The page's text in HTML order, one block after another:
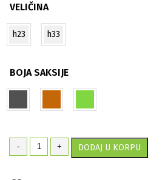
VELIČINA
h23 h33
BOJA SAKSIJE
-
Vulcano
plitka
+ DODAJ U KORPU